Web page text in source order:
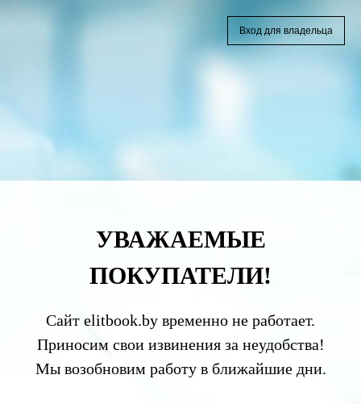
УВАЖАЕМЫЕ
ПОКУПАТЕЛИ!
Сайт elitbook.by временно не работает.
Приносим свои извинения за неудобства!
Мы возобновим работу в ближайшие дни.
Вход для владельца